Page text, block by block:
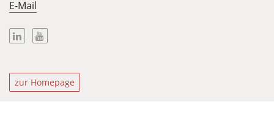
E-Mail
Linkedin
zur Homepage